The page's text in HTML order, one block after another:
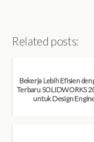
Related posts:
Bekerja Lebih Efisien
Terbaru SOLIDWORKS
untuk Design